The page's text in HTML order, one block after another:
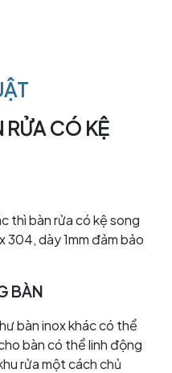
RỬA CÓ KỆ
thì bàn rửa có kệ song
dày 1mm đảm bảo
BÀN
bàn inox khác có thể
bàn có thể linh động
rửa một cách chủ